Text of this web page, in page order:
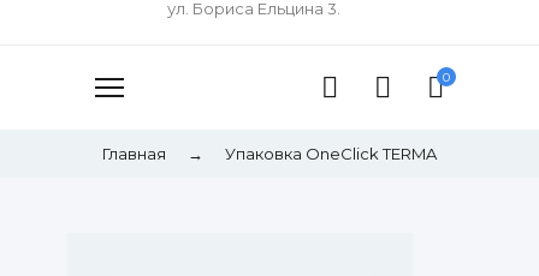
ул. Бориса Ельцина 3.
0
Главная → Упаковка OneClick TERMA